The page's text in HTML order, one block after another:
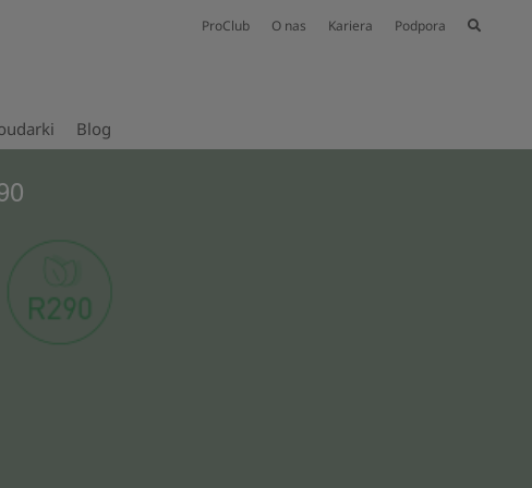
ProClub O nas Kariera Podpora
Blog